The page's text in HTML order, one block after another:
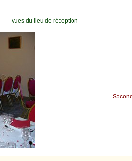
vues du lieu de réception